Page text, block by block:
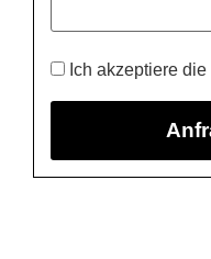
Ich akzeptiere